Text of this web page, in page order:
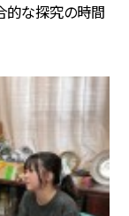
的な探究の時間